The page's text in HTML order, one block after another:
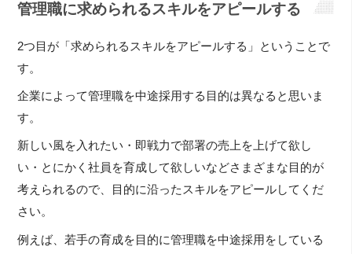
管理職に求められるスキルをアピールする
2つ目が「求められるスキルをアピールする」ということで
す。
企業によって管理職を中途採用する目的は異なると思いま
す。
新しい風を入れたい・即戦力で部署の売上を上げて欲し
い・とにかく社員を育成して欲しいなどさまざまな目的が
考えられるので、目的に沿ったスキルをアピールしてくだ
さい。
例えば、若手の育成を目的に管理職を中途採用をしている